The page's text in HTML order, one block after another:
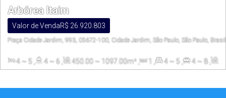
Arbórea Itaim
R$ 26.920.803
Valor de Venda
Praça Cidade Jardim, 993, 05672-100, Cidade Jardim, São Paulo, São Paulo, Brasil
4 ~ 5, 4 ~ 6, 450.00~ 1097.00m², 1 , 4 ~ 5, 4 ~ 8,
450.00~ 1097.00m², 2945.60m²